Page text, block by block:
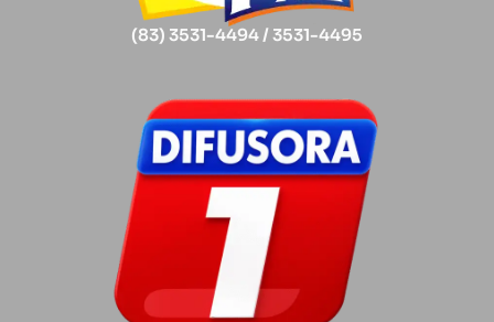
(83) 3531-4494 / 3531-4495